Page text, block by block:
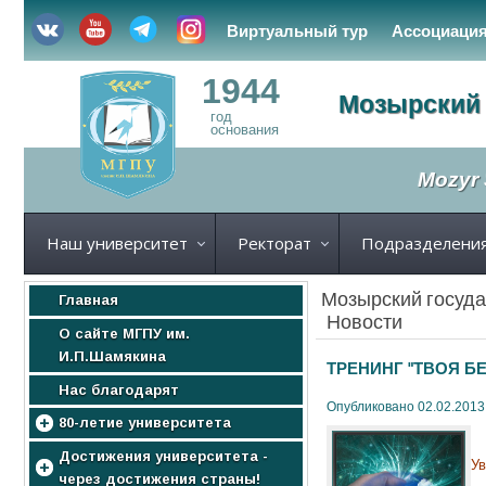
Виртуальный тур
1944
год
основания
Мозырский
Mozyr
Наш университет Ректорат
Главная
О сайте МГПУ им.
И.П.Шамякина
Нас благодарят
80-летие университета
МГПУ
Нас поздравляют!
Достижения университета -
через достижения страны!
Мозырский
Новости
ТРЕНИНГ "ТВОЯ
Опубликовано